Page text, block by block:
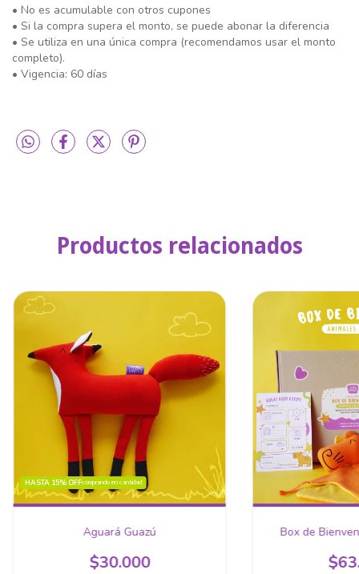
• No es acumulable con otros cupones
• Si la compra supera el monto, se puede abonar la diferencia
• Se utiliza en una única compra (recomendamos usar el monto
completo).
• Vigencia: 60 días
Productos relacionados
HASTA 15% OFFcomprando en cantidad
Aguará Guazú
$30.000
Box de